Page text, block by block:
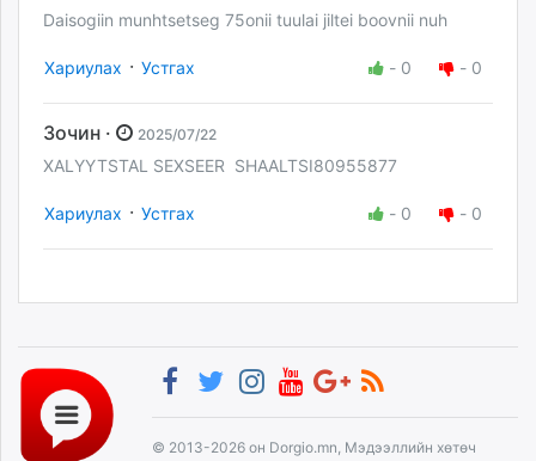
Daisogiin munhtsetseg 75onii tuulai jiltei boovnii nuh
Хариулах · Устгах - 0 - 0
Зочин · 2025/07/22
XALYYTSTAL SEXSEER SHAALTSI80955877
Хариулах · Устгах - 0 - 0
© 2013-2026 он Dorgio.mn, Мэдээллийн хөтөч